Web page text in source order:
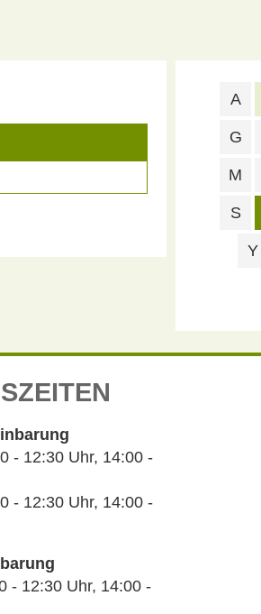
A
G
M
S
Y
12:30 Uhr, 14:00 -
- 12:30 Uhr, 14:00 -
12:30 Uhr, 14:00 -